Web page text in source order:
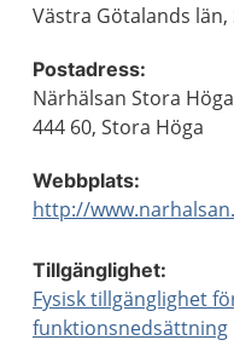
Västra Götalands
Postadress:
Närhälsan Stora
444 60, Stora Höga
Webbplats:
Tillgänglighet:
Fysisk tillgänglighet
funktionsnedsättning